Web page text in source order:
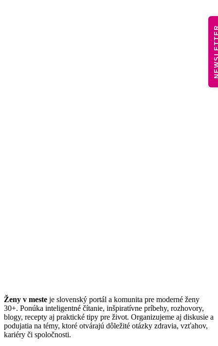
Ženy v meste je slovenský portál a komunita pre moderné ženy
30+. Ponúka inteligentné čítanie, inšpiratívne príbehy, rozhovory,
blogy, recepty aj praktické tipy pre život. Organizujeme aj diskusie a
podujatia na témy, ktoré otvárajú dôležité otázky zdravia, vzťahov,
kariéry či spoločnosti.